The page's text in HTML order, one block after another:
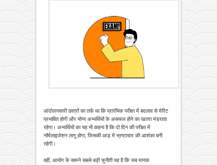
आंदोलनकारी छात्रों का तर्क था कि प्रारंभिक परीक्षा में बदलाव से मेरिट
प्रभावित होगी और योग्य अभ्यर्थियों के असफल होने का खतरा मंडराता
रहेगा। अभ्यर्थियों का यह भी कहना है कि दो दिन की परीक्षा में
नॉर्मलाइजेशन लागू होगा, जिसकी आड़ में भ्रष्टाचार की आशंका बनी
रहेगी।
वहीं, आयोग के सामने सबसे बड़ी चुनौती यह है कि जब मानक